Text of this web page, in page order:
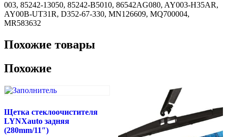
(350mm/14")
003, 85242-13050, 85242-B5010, 86542AG080, AY003-H35AR,
AY00B-UT31R, D352-67-330, MN126609, MQ700004,
MR583632
Похожие товары
Похожие
Щетка стеклоочистителя
LYNXauto задняя
(280mm/11″)